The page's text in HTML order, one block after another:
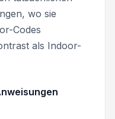
wo sie
Codes
als Indoor-